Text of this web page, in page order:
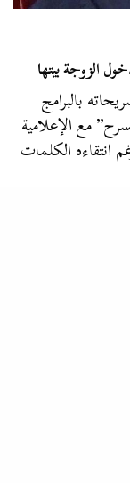
الزوجة بيتها
بالبرامج
مع الإعلامية
انتقاءه الكلمات